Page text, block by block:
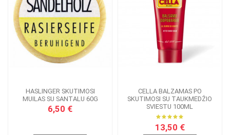
HASLINGER SKUTIMOSI
MUILAS SU SANTALU 60G
6,50 €
CELLA BALZAMAS PO
SKUTIMOSI SU TAUKMEDŽIO
SVIESTU 100ML
13,50 €